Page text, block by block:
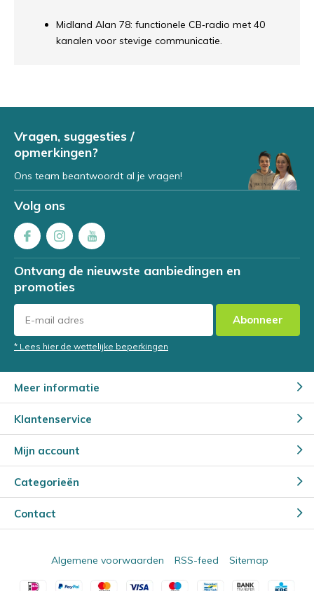
Midland Alan 78: functionele CB‐radio met 40
kanalen voor stevige communicatie.
Vragen, suggesties /
opmerkingen?
Ons team beantwoordt al je vragen!
Volg ons
Ontvang de nieuwste aanbiedingen en
promoties
Abonneer
* Lees hier de wettelijke beperkingen
Meer informatie
Klantenservice
Mijn account
Categorieën
Contact
Algemene voorwaarden RSS-feed Sitemap